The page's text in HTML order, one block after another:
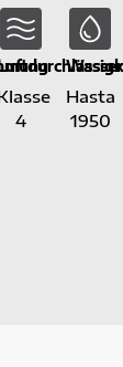
4
Hasta
1950